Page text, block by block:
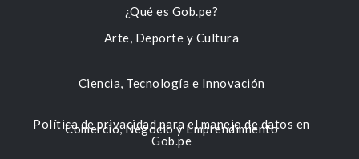
Arte, Deporte y Cultura
Ciencia, Tecnología e Innovación
Comercio, Negocio y Emprendimiento
¿Qué es Gob.pe?
Política de privacidad para el manejo de datos en
Gob.pe